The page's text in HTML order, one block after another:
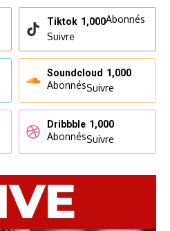
Tiktok 1,000Abonnés
Suivre
Soundcloud 1,000
AbonnésSuivre
Dribbble 1,000
AbonnésSuivre